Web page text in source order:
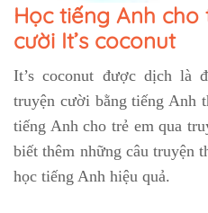
Học tiếng Anh
cười It’s coconut
It’s coconut được dịch là
truyện cười bằng tiếng Anh
tiếng Anh cho trẻ em qua
biết thêm những câu truyện
học tiếng Anh hiệu quả.